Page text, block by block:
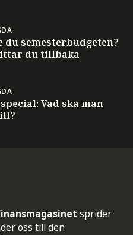
du semesterbudgeten?
du tillbaka
Vad ska man
sprider
oss till den